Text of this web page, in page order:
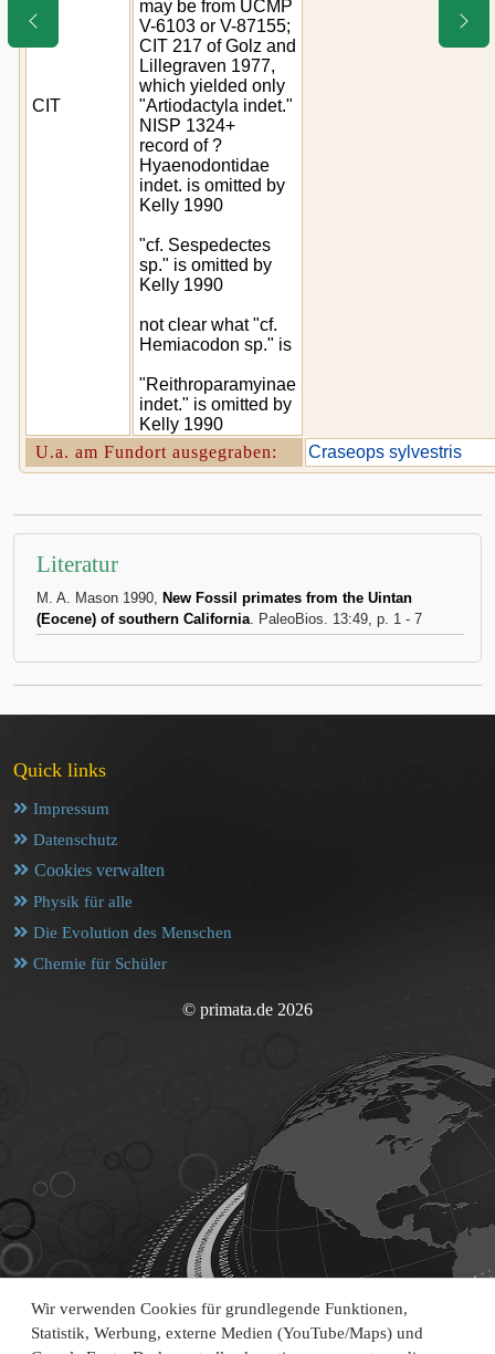
Wir verwenden Cookies für grundlegende Funktionen,
Statistik, Werbung, externe Medien (YouTube/Maps) und
CIT
may be from UCMP
V-6103 or V-87155;
CIT 217 of Golz and
Lillegraven 1977,
which yielded only
"Artiodactyla indet."
NISP 1324+
record of ?
Hyaenodontidae
indet. is omitted by
Kelly 1990
"cf. Sespedectes
sp." is omitted by
Kelly 1990
not clear what "cf.
Hemiacodon sp." is
"Reithroparamyinae
indet." is omitted by
Kelly 1990
U.a. am Fundort ausgegraben:
Craseops sylvestris
Literatur
M. A. Mason 1990, New Fossil primates from the Uintan
(Eocene) of southern California. PaleoBios. 13:49, p. 1 - 7
Quick links
Impressum
Datenschutz
Cookies verwalten
Physik für alle
Die Evolution des Menschen
Chemie für Schüler
© primata.de 2026